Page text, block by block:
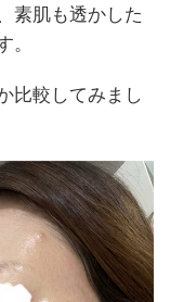
素肌も透かした
。
比較してみまし